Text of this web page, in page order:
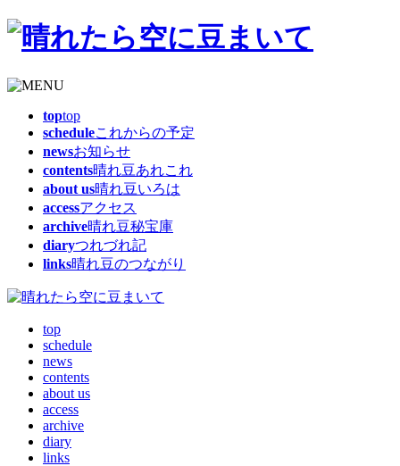
toptop
scheduleこれからの予定
newsお知らせ
contents晴れ豆あれこれ
about us晴れ豆いろは
accessアクセス
archive晴れ豆秘宝庫
diaryつれづれ記
links晴れ豆のつながり
top
schedule
news
contents
about us
access
archive
diary
links